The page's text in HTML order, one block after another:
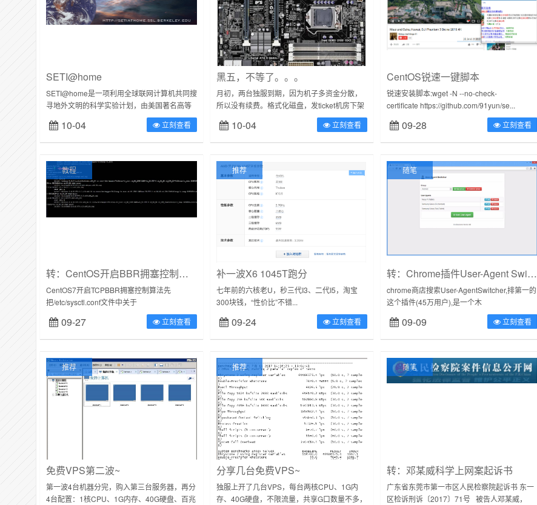
SETI@home
SETI@home是一项利用全球联网计算机共同搜
寻地外文明的科学实验计划，由美国著名高等
学府加州大学伯克利分校创立，中心平台设立
在伯克利空间科学实验室（Spac...
10-04 立刻查看
黑五，不等了。。。
月初，两台独服到期，因为机子多资金分散，
所以没有续费。格式化磁盘，发ticket机房下架
赶上国庆，收到家里给的一点“旅游专项”，加上
原本准备续费的资金，剁手，购...
10-04 立刻查看
CentOS锐速一键脚本
锐速安装脚本:wget -N --no-check-
certificate https://github.com/91yun/se...
09-28 立刻查看
教程
转：CentOS开启BBR拥塞控制算法
CentOS7开启TCPBBR拥塞控制算法先
把/etc/sysctl.conf文件中关于
net.ipv4.tcp_congestion_control的配置...
09-27 立刻查看
推荐
补一波X6 1045T跑分
七年前的六核老U，秒三代I3、二代I5，淘宝
300块钱，“性价比”不错...
09-24 立刻查看
随笔
转：Chrome插件User-Agent Switcher是木马！
chrome商店搜索User-AgentSwitcher,排第一的
这个插件(45万用户),是一个木
09-09 立刻查看
推荐
免费VPS第二波~
第一波4台机器分完，购入第三台服务器，再分
4台配置：1核CPU、1G内存、40G硬盘、百兆
推荐
分享几台免费VPS~
独服上开了几台VPS，每台两核CPU、1G内
存、40G硬盘，不限流量，共享G口数量不多，
随笔
转：邓某威科学上网案起诉书
广东省东莞市第一市区人民检察院起诉书 东一
区检诉刑诉〔2017〕71号 被告人邓某威，